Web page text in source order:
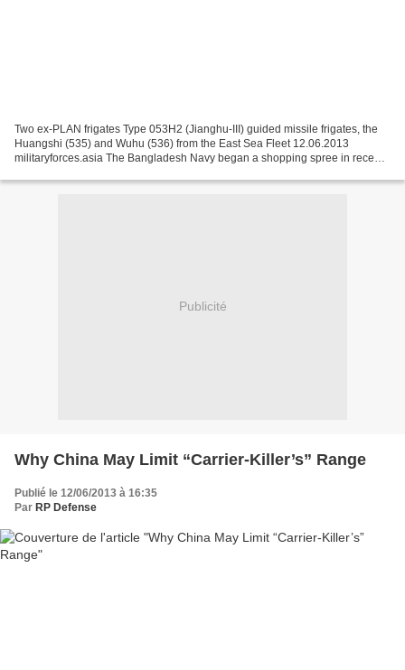
Two ex-PLAN frigates Type 053H2 (Jianghu-III) guided missile frigates, the
Huangshi (535) and Wuhu (536) from the East Sea Fleet 12.06.2013
militaryforces.asia The Bangladesh Navy began a shopping spree in recent
Publicité
Why China May Limit “Carrier-Killer’s” Range
Publié le 12/06/2013 à 16:35
Par RP Defense